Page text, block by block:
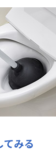
みる